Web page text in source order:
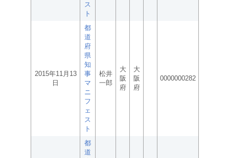
ス
ト
2015年11月13
日
都
道
府
県
知
事
マ
ニ
フ
ェ
ス
ト
松井
一郎
大
阪
府
大
阪
府
0000000282
都
道